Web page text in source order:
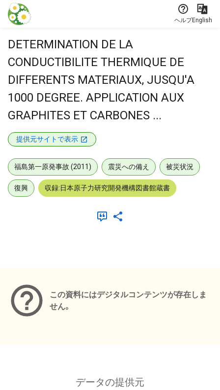
本文に飛ぶ
ヘルプEnglish
DETERMINATION DE LA
CONDUCTIBILITE THERMIQUE DE
DIFFERENTS MATERIAUX, JUSQU'A
1000 DEGREE. APPLICATION AUX
GRAPHITES ET CARBONES ...
提供元サイトで表示
福島第一原発事故 (2011) 震災への備え 被災状況
復興 収録:日本原子力研究開発機構図書館蔵書
この資料にはデジタルコンテンツが存在しま
せん。
データの提供元